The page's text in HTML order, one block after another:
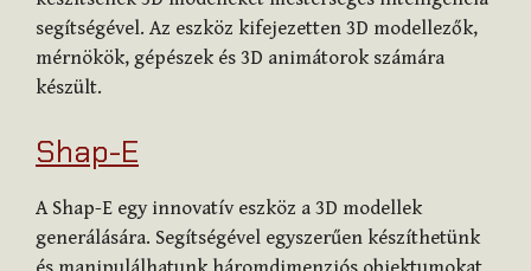
segítségével. Az eszköz kifejezetten 3D modellezők,
mérnökök, gépészek és 3D animátorok számára
készült.
Shap-E
A Shap-E egy innovatív eszköz a 3D modellek
generálására. Segítségével egyszerűen készíthetünk